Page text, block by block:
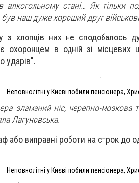
алкогольному стані… Як тільки
наш дуже хороший друг
з хлопців них не сподобалось
охоронцем в одній зі місцевих
ударів".
Неповнолітні у Києві побили пенсіонера,
зламаний ніс, черепно-мозкова
Лагуновська.
або виправні роботи на строк до
Неповнолітні у Києві побили пенсіонера,